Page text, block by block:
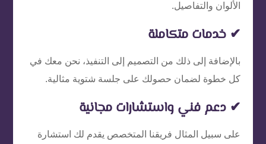
الألوان والتفاصيل.
✔ خدمات متكاملة
بالإضافة إلى ذلك من التصميم إلى التنفيذ، نحن معك في
كل خطوة لضمان حصولك على جلسة شتوية مثالية.
✔ دعم فني واستشارات مجانية
على سبيل المثال فريقنا المتخصص يقدم لك استشارة